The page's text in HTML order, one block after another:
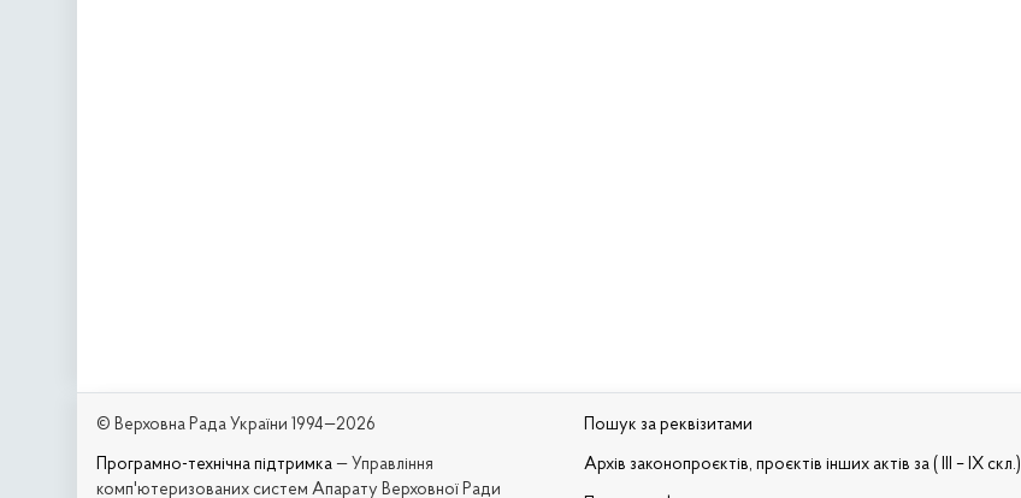
© Верховна Рада України 1994—2026
Програмно-технічна підтримка — Управління
комп'ютеризованих систем Апарату Верховної Ради
Пошук за реквізитами
Архів законопроєктів, проєктів інших актів за ( III – IX скл.)